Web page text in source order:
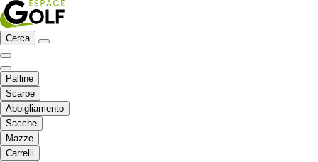
Cerca
Palline
Scarpe
Abbigliamento
Sacche
Mazze
Carrelli